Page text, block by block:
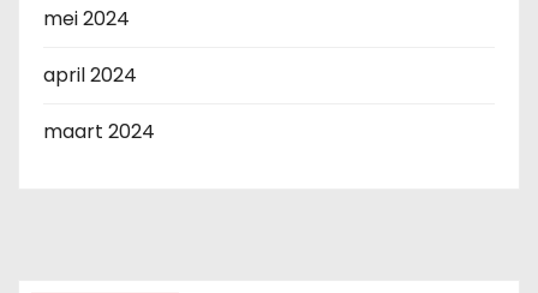
mei 2024
april 2024
maart 2024